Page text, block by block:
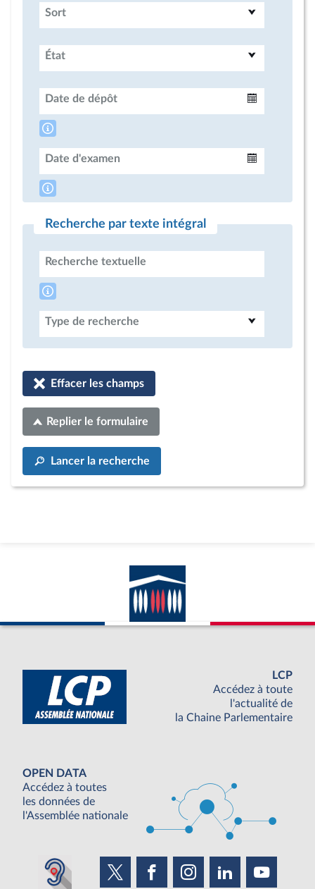
Sort
État
Date de dépôt
Date d'examen
Recherche par texte intégral
Recherche textuelle
Type de recherche
Effacer les champs
Replier le formulaire
Lancer la recherche
LCP
Accédez à toute
l'actualité de
la Chaine Parlementaire
OPEN DATA
Accédez à toutes
les données de
l'Assemblée nationale